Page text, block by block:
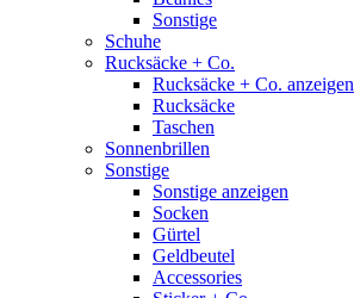
Sonstige
Schuhe
Rucksäcke + Co.
Rucksäcke + Co. anzeigen
Rucksäcke
Taschen
Sonnenbrillen
Sonstige
Sonstige anzeigen
Socken
Gürtel
Geldbeutel
Accessories